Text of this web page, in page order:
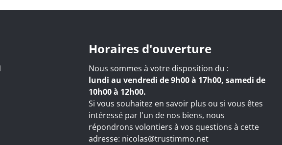
Horaires d'ouverture
Nous sommes à votre disposition du :
lundi au vendredi de 9h00 à 17h00, samedi de
10h00 à 12h00.
Si vous souhaitez en savoir plus ou si vous êtes
intéressé par l'un de nos biens, nous
répondrons volontiers à vos questions à cette
adresse: nicolas@trustimmo.net